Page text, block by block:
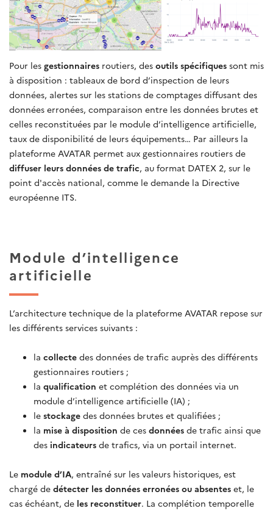
Pour les gestionnaires routiers, des outils spécifiques sont mis
à disposition : tableaux de bord d’inspection de leurs
données, alertes sur les stations de comptages diffusant des
données erronées, comparaison entre les données brutes et
celles reconstituées par le module d’intelligence artificielle,
taux de disponibilité de leurs équipements… Par ailleurs la
plateforme AVATAR permet aux gestionnaires routiers de
diffuser leurs données de trafic, au format DATEX 2, sur le
point d'accès national, comme le demande la Directive
européenne ITS.
Module d’intelligence
artificielle
L’architecture technique de la plateforme AVATAR repose sur
les différents services suivants :
la collecte des données de trafic auprès des différents
gestionnaires routiers ;
la qualification et complétion des données via un
module d’intelligence artificielle (IA) ;
le stockage des données brutes et qualifiées ;
la mise à disposition de ces données de trafic ainsi que
des indicateurs de trafics, via un portail internet.
Le module d’IA, entraîné sur les valeurs historiques, est
chargé de détecter les données erronées ou absentes et, le
cas échéant, de les reconstituer. La complétion temporelle